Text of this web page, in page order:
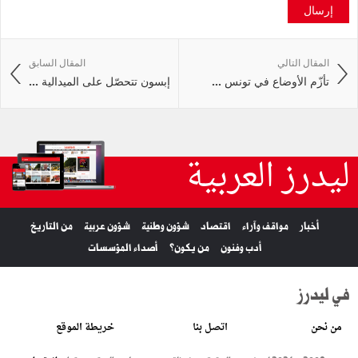
إرسال
المقال السابق
إبسون تتحصّل على الميدالية ...
المقال التالي
تأزّم الأوضاع في تونس ...
ليدرز العربية
أخبار مواقف وآراء اقتصاد شؤون وطنية شؤون عربية
من التاريخ
أدب وفنون
من يكون؟ أصداء المؤسسات
في ليدرز
من نحن اتصل بنا خريطة الموقع